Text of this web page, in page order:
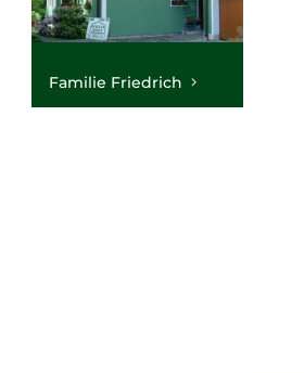
Familie Friedrich